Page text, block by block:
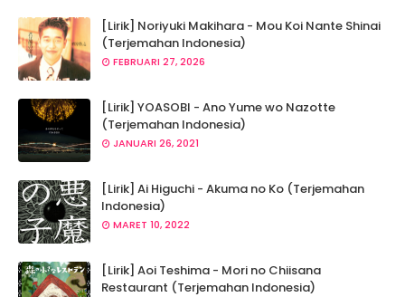
[Lirik] Noriyuki Makihara - Mou Koi Nante Shinai
(Terjemahan Indonesia)
FEBRUARI 27, 2026
[Lirik] YOASOBI - Ano Yume wo Nazotte
(Terjemahan Indonesia)
JANUARI 26, 2021
[Lirik] Ai Higuchi - Akuma no Ko (Terjemahan
Indonesia)
MARET 10, 2022
[Lirik] Aoi Teshima - Mori no Chiisana
Restaurant (Terjemahan Indonesia)